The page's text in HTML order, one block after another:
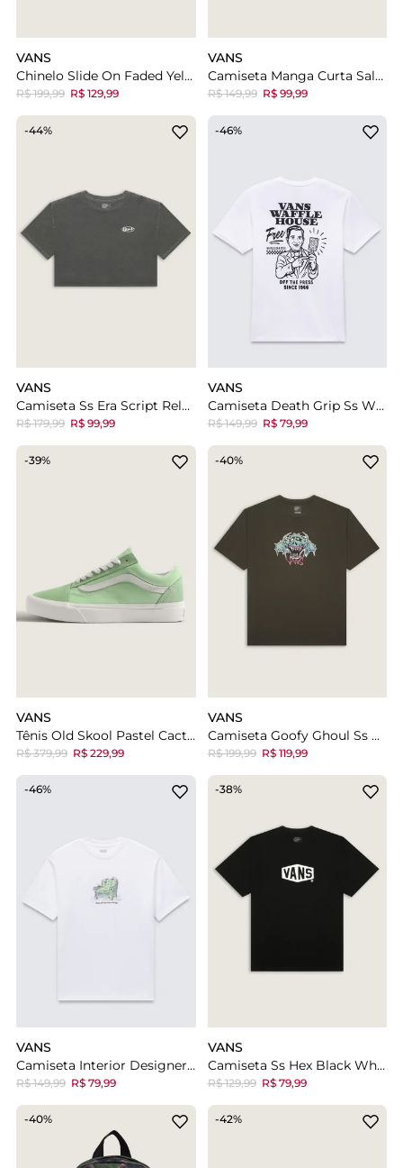
VANS
Chinelo Slide On Faded Yellow
R$ 199,99 R$ 129,99
VANS
Camiseta Manga Curta Salton Egret
R$ 149,99 R$ 99,99
-44%
VANS
Camiseta Ss Era Script Relaxed Crop Faded Black
R$ 179,99 R$ 99,99
-46%
VANS
Camiseta Death Grip Ss White
R$ 149,99 R$ 79,99
-39%
VANS
Tênis Old Skool Pastel Cacti Green
R$ 379,99 R$ 229,99
-40%
VANS
Camiseta Goofy Ghoul Ss Coal Brown Halloween
R$ 199,99 R$ 119,99
-46%
VANS
Camiseta Interior Designer Ss White
R$ 149,99 R$ 79,99
-38%
VANS
Camiseta Ss Hex Black White
R$ 129,99 R$ 79,99
-40% -42%